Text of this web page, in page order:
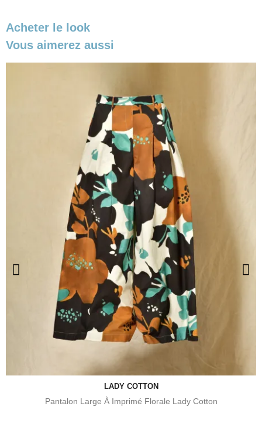
Acheter le look
Vous aimerez aussi
LADY COTTON
Pantalon Large À Imprimé Florale Lady Cotton